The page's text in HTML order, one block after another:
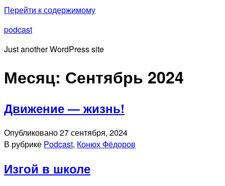
Перейти к содержимому
podcast
Just another WordPress site
Месяц: Сентябрь 2024
Движение — жизнь!
Опубликовано27 сентября, 2024
В рубрике Podcast, Конюх Фёдоров
Изгой в школе